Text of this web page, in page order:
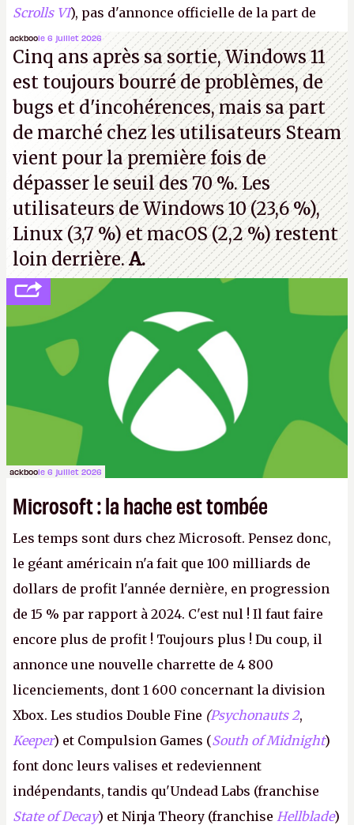
Scrolls VI), pas d'annonce officielle de la part de
Microsoft, mais le syndicat des employés confirme
de nombreux licenciements.A.
ackboole 6 juillet 2026
Cinq ans après sa sortie, Windows 11
est toujours bourré de problèmes, de
bugs et d'incohérences, mais sa part
de marché chez les utilisateurs Steam
vient pour la première fois de
dépasser le seuil des 70 %. Les
utilisateurs de Windows 10 (23,6 %),
Linux (3,7 %) et macOS (2,2 %) restent
loin derrière.A.
ackboole 6 juillet 2026
Microsoft : la hache est tombée
Les temps sont durs chez Microsoft. Pensez donc,
le géant américain n'a fait que 100 milliards de
dollars de profit l'année dernière, en progression
de 15 % par rapport à 2024. C'est nul ! Il faut faire
encore plus de profit ! Toujours plus ! Du coup, il
annonce une nouvelle charrette de 4 800
licenciements, dont 1 600 concernant la division
Xbox. Les studios Double Fine (Psychonauts 2,
Keeper) et Compulsion Games (South of Midnight)
font donc leurs valises et redeviennent
indépendants, tandis qu'Undead Labs (franchise
State of Decay) et Ninja Theory (franchise Hellblade)